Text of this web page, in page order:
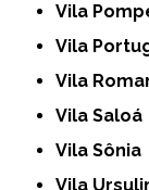
Vila
Vila
Vila
Vila Saloá
Vila Sônia
Vila